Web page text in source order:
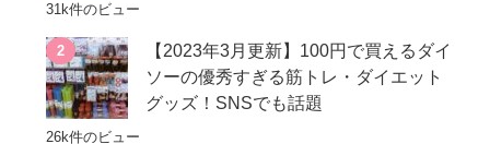
31k件のビュー
【2023年3月更新】100円で買えるダイ
ソーの優秀すぎる筋トレ・ダイエット
グッズ！SNSでも話題
26k件のビュー